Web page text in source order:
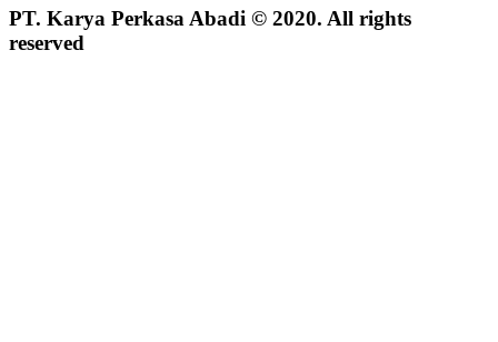
PT. Karya Perkasa Abadi © 2020. All rights
reserved